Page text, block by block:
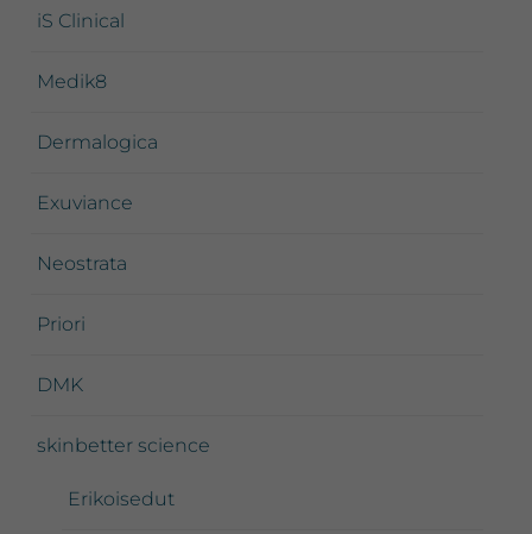
iS Clinical
Medik8
Dermalogica
Exuviance
Neostrata
Priori
DMK
skinbetter science
Erikoisedut